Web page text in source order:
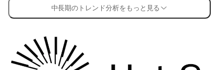
中長期のトレンド分析をもっと見る